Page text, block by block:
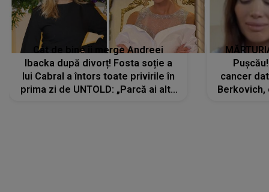
Cât de bine îi merge Andreei
Ibacka după divorț! Fosta soție a
lui Cabral a întors toate privirile în
prima zi de UNTOLD: „Parcă ai altă
cancer
Berkovich,